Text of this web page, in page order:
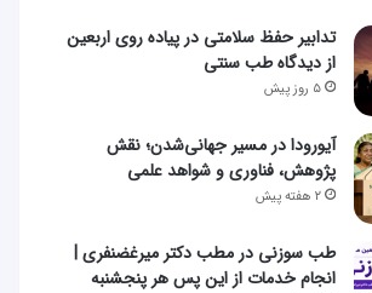
تدابیر حفظ سلامتی در پیاده روی اربعین
از دیدگاه طب سنتی
۵ روز پیش
آیورودا در مسیر جهانی‌شدن؛ نقش
پژوهش، فناوری و شواهد علمی
۲ هفته پیش
طب سوزنی در مطب دکتر میرغضنفری |
انجام خدمات از این پس هر پنجشنبه